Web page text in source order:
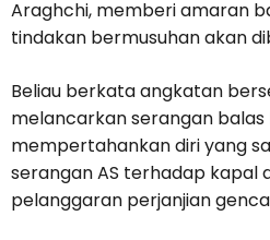
Araghchi, memberi amaran
tindakan bermusuhan akan
Beliau berkata angkatan
melancarkan serangan
mempertahankan diri yang
serangan AS terhadap kapal
pelanggaran perjanjian